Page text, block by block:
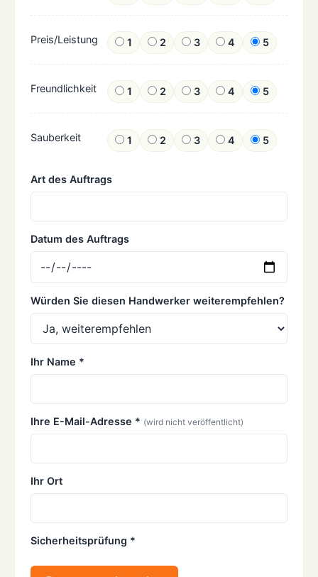
Preis/Leistung 1 2 3 4 5
Freundlichkeit 1 2 3 4 5
Sauberkeit 1 2 3 4 5
Art des Auftrags
Datum des Auftrags
Würden Sie diesen Handwerker weiterempfehlen?
Ihr Name *
Ihre E-Mail-Adresse * (wird nicht veröffentlicht)
Ihr Ort
Sicherheitsprüfung *